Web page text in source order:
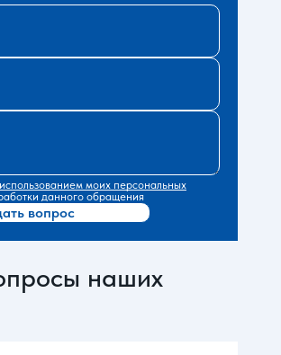
использованием моих персональных
данного обращения
вопрос
наших